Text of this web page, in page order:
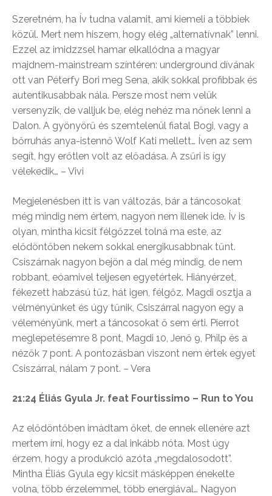
Szeretném, ha Ív tudna valamit, ami kiemeli a többiek
közül. Mert nem hiszem, hogy elég „alternatívnak” lenni.
Ezzel az imidzzsel hamar elkallódna a magyar
majdnem-mainstream színtéren: underground dívának
ott van Péterfy Bori meg Sena, akik sokkal profibbak és
autentikusabbak nála. Persze most nem velük
versenyzik, de valljuk be, elég nehéz ma nőnek lenni a
Dalon. A gyönyörű és szemtelenül fiatal Bogi, vagy a
bőrruhás anya-istennő Wolf Kati mellett… Íven az sem
segít, hgy erőtlen volt az előadása. A zsűri is így
vélekedik… – Vivi
Megjelenésben itt is van változás, bár a táncosokat
még mindig nem értem, nagyon nem illenek ide. Ív is
olyan, mintha kicsit félgőzzel tolná ma este, az
elődöntőben nekem sokkal energikusabbnak tűnt.
Csiszárnak nagyon bejön a dal még mindig, de nem
robbant, eóamivel teljesen egyetértek. Hiányérzet,
fékezett habzású tűz, hát igen, félgőz. Magdi osztja a
vélményünket és úgy tűnik, Csiszárral nagyon egy a
véleményünk, mert a táncosokat ő sem érti. Pierrot
meglepetésemre 8 pont, Magdi 10, Jenő 9, Philp és a
nézők 7 pont. A pontozásban viszont nem értek egyet
Csiszárral, nálam 7 pont. – Vera
21:24 Éliás Gyula Jr. feat Fourtissimo – Run to You
Az elődöntőben imádtam őket, de ennek ellenére azt
mertem írni, hogy ez a dal inkább nóta. Most úgy
érzem, hogy a produkció azóta „megdalosodott”.
Mintha Éliás Gyula egy kicsit másképpen énekelte
volna, több érzelemmel, több energiával… Nagyon